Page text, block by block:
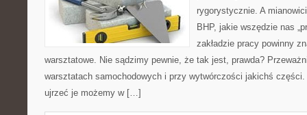
rygorystycznie. A
BHP, jakie wszędzie nas
zakładzie pracy powinny
warsztatowe. Nie sądzimy pewnie, że tak jest, prawda?
warsztatach samochodowych i przy wytwórczości jakichś
ujrzeć je możemy w […]